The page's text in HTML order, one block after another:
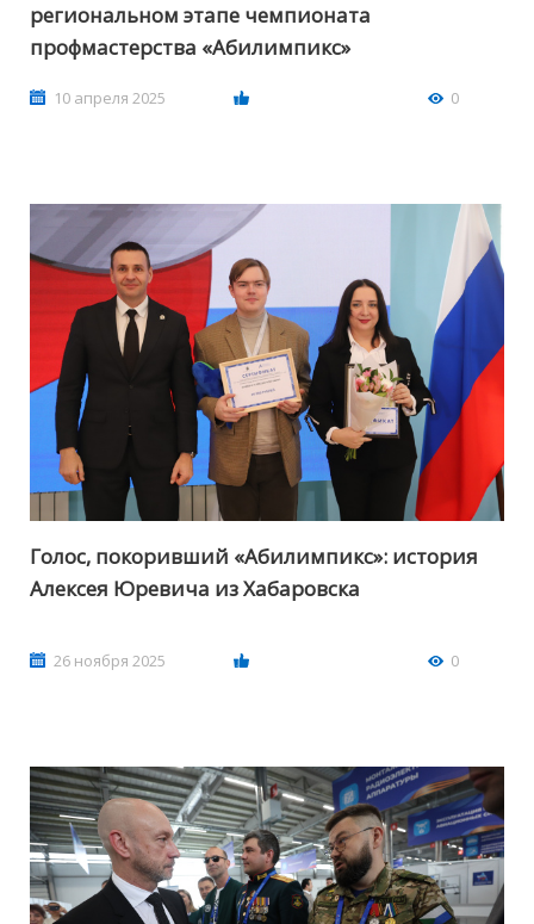
региональном этапе чемпионата
профмастерства «Абилимпикс»
10 апреля 2025 0
Голос, покоривший «Абилимпикс»: история
Алексея Юревича из Хабаровска
26 ноября 2025 0